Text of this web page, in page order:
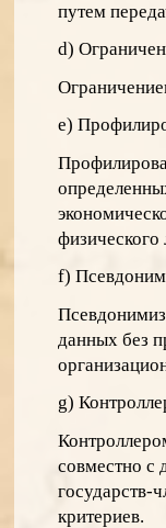
путем
d)
e)
физического
f)
данных без
g)
совместно с
государств-
критериев.